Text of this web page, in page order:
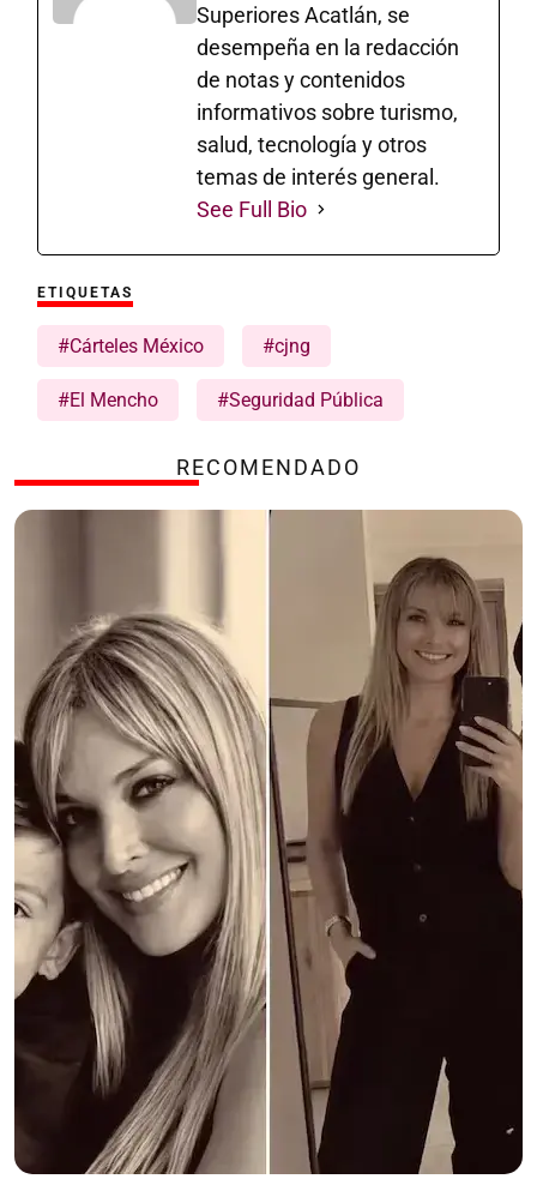
Superiores Acatlán, se
desempeña en la redacción
de notas y contenidos
informativos sobre turismo,
salud, tecnología y otros
temas de interés general.
See Full Bio
ETIQUETAS
#Cárteles México #cjng
#El Mencho #Seguridad Pública
RECOMENDADO